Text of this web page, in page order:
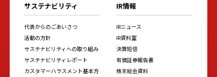
サステナビリティ
代表からのごあいさつ
活動の方針
サステナビリティへの取り組み
サステナビリティレポート
カスタマーハラスメント基本方
IR情報
IRニュース
IR資料室
決算短信
有価証券報告書
株主総会資料